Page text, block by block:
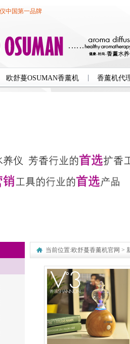
中国第一品牌
欧舒蔓OSUMAN香薰机 香薰机代
当前位置:欧舒蔓香薰机官网 >